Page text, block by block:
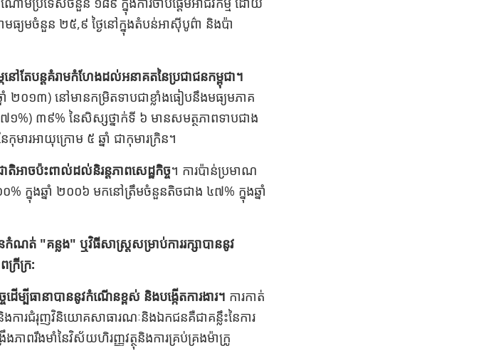
យមចំនួន ២៥,៩ ថ្ងៃនៅក្នុងតំបន់អាស៊ីបូព៌ា និងប៉ា
នៅតែបន្តគំរាមកំហែងដល់អនាគតនៃប្រជាជនកម្ពុជា។
២០១៣) នៅមានកម្រិតទាបជាខ្លាំងធៀបនឹងមធ្យមភាគ
៣៩% នៃសិស្សថ្នាក់ទី ៦​ មានសមត្ថភាពទាបជាង
កុមារអាយុក្រោម ៥ ឆ្នាំ ជាកុមារក្រិន។
អាចប៉ះពាល់ដល់និរន្តភាពសេដ្ឋកិច្ច។ ការប៉ាន់ប្រមាណ
០% ក្នុងឆ្នាំ ២០០៦ មកនៅត្រឹមចំនួនតិចជាង ៤៧% ក្នុងឆ្នាំ
ណត់ "គន្លង" ឬវិធីសាស្រ្តសម្រាប់ការរក្សាបាននូវ
ក្រីក្រ:
ដើម្បីធានាបាននូវកំណើនខ្ពស់ និងបង្កើតការងារ។ ការកាត់
ការជំរុញវិនិយោគសាធារណៈនិងឯកជនគឺជាគន្លឹះនៃការ
ភាពរឹងមាំនៃវិស័យហិរញ្ញវត្ថុនិងការគ្រប់គ្រងម៉ាក្រូ